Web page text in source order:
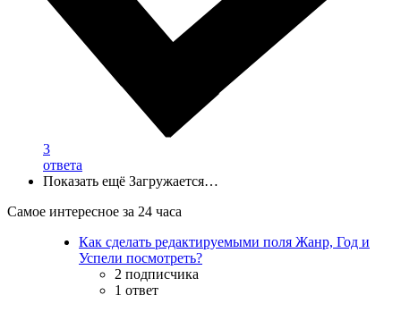
3
ответа
Показать ещё Загружается…
Самое интересное за 24 часа
Как сделать редактируемыми поля Жанр, Год и
Успели посмотреть?
2 подписчика
1 ответ